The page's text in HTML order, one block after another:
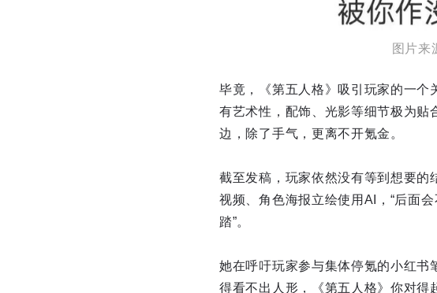
图片来
毕竟，《第五人格》吸引玩家的一个
有艺术性，配饰、光影等细节极为贴
边，除了手气，更离不开氪金。
截至发稿，玩家依然没有等到想要
视频、角色海报立绘使用AI，“后面
踏”。
她在呼吁玩家参与集体停氪的小红书
得看不出人形，《第五人格》你对得